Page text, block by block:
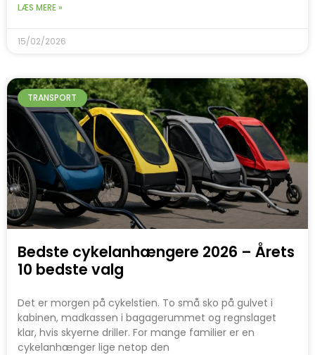
LÆS MERE »
15/02/2026
TRANSPORT
Bedste cykelanhængere 2026 – Årets
10 bedste valg
Det er morgen på cykelstien. To små sko på gulvet i
kabinen, madkassen i bagagerummet og regnslaget
klar, hvis skyerne driller. For mange familier er en
cykelanhænger lige netop den